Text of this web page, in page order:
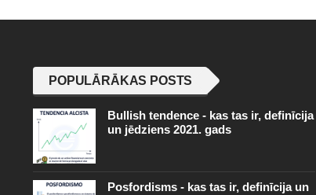
POPULĀRĀKAS POSTS
Bullish tendence - kas tas ir, definīcija
un jēdziens 2021. gads
Posfordisms - kas tas ir, definīcija un